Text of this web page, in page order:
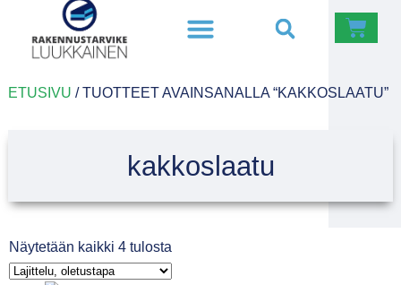
ETUSIVU / TUOTTEET AVAINSANALLA “KAKKOSLAATU”
kakkoslaatu
Näytetään kaikki 4 tulosta